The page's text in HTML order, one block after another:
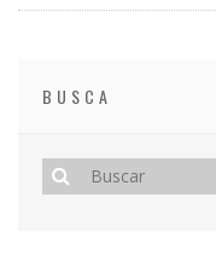
BUSCA